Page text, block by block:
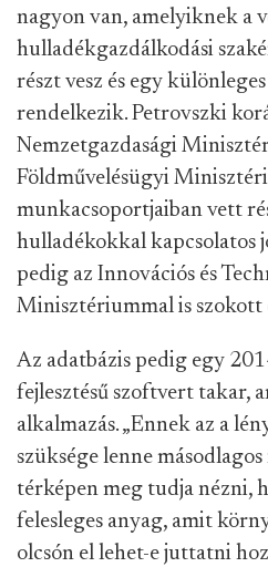
nagyon van, amelyiknek a
hulladékgazdálkodási
részt vesz és egy
rendelkezik. Petrovszki
Nemzetgazdasági
Földművelésügyi
munkacsoportjaiban vett
hulladékokkal kapcsolatos
pedig az Innovációs és
Minisztériummal is szokott
Az adatbázis pedig egy
fejlesztésű szoftvert takar,
alkalmazás. „Ennek az a
szüksége lenne
térképen meg tudja nézni,
felesleges anyag, amit
olcsón el lehet-e juttatni